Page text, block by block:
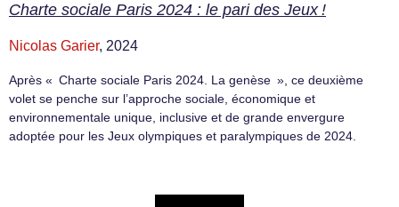
Charte sociale Paris 2024 : le pari des Jeux !
Nicolas Garier, 2024
Après « Charte sociale Paris 2024. La genèse », ce deuxième
volet se penche sur l’approche sociale, économique et
environnementale unique, inclusive et de grande envergure
adoptée pour les Jeux olympiques et paralympiques de 2024.